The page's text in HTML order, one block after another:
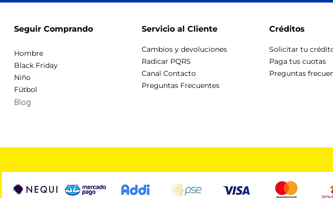
Seguir Comprando
Hombre
Black Friday
Niño
Fútbol
Blog
Servicio al Cliente
Cambios y devoluciones
Radicar PQRS
Canal Contacto
Preguntas Frecuentes
Créditos
Solicitar tu
Paga tus cuotas
Preguntas